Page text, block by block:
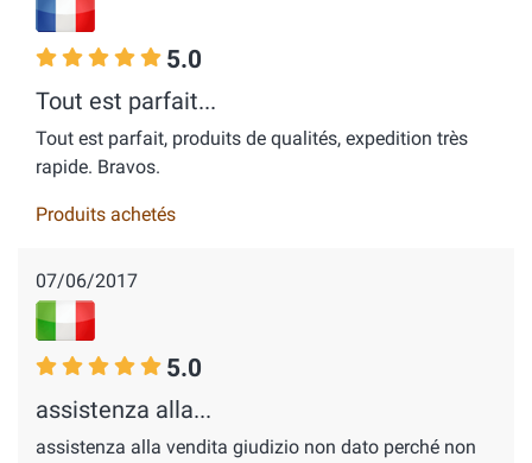
5.0
Tout est parfait...
Tout est parfait, produits de qualités, expedition très
rapide. Bravos.
Produits achetés
07/06/2017
5.0
assistenza alla...
assistenza alla vendita giudizio non dato perché non